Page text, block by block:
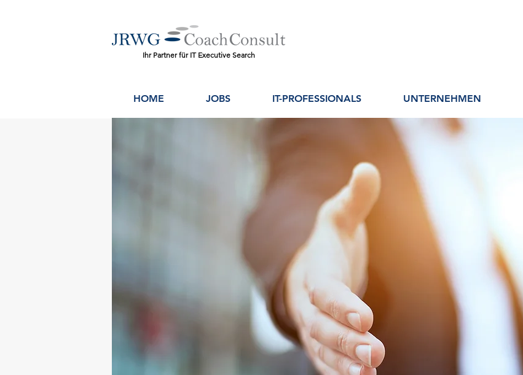
Ihr Partner für IT Executive Search
HOME JOBS IT-PROFESSIONALS UNTERNEHMEN